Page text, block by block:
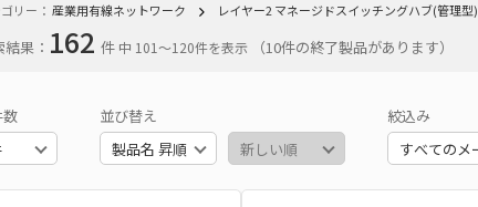
リー： 産業用有線ネットワーク レイヤー2 マネージドスイッチングハブ(管理型)
果： 162 件 中 101〜120件を表示 （10件の終了製品があります）
並び替え
絞込み